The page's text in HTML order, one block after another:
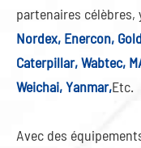
partenaires célèbres,
Nordex, Enercon,
Caterpillar, Wabtec,
Weichai, Yanmar,Etc.
Avec des